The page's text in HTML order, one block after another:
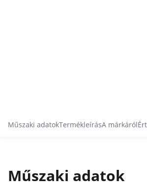
Műszaki adatokTermékleírásA márkáról
Műszaki adatok